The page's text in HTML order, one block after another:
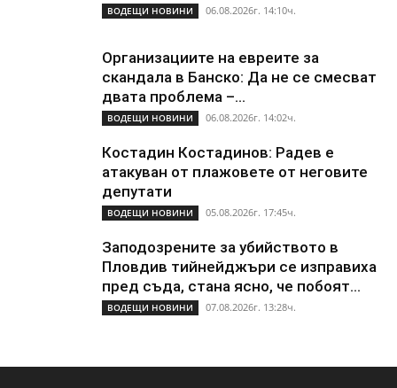
ВОДЕЩИ НОВИНИ 06.08.2026г. 14:10ч.
Организациите на евреите за
скандала в Банско: Да не се смесват
двата проблема –...
ВОДЕЩИ НОВИНИ 06.08.2026г. 14:02ч.
Костадин Костадинов: Радев е
атакуван от плажoвете от неговите
депутати
ВОДЕЩИ НОВИНИ 05.08.2026г. 17:45ч.
Заподозрените за убийството в
Пловдив тийнейджъри се изправиха
пред съда, стана ясно, че побоят...
ВОДЕЩИ НОВИНИ 07.08.2026г. 13:28ч.